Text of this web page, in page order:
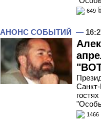
649
АНОНС СОБЫТИЙ —
1466